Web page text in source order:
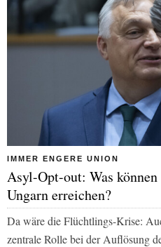
IMMER ENGERE UNION
Asyl-Opt-out: Was
Ungarn erreichen?
Da wäre die Flüchtlings-Krise:
zentrale Rolle bei der Auflösung